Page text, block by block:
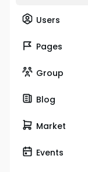
Users
Pages
Group
Blog
Market
Events